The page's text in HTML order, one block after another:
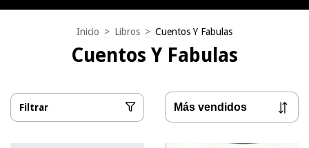
Inicio > Libros > Cuentos Y Fabulas
Cuentos Y Fabulas
Filtrar